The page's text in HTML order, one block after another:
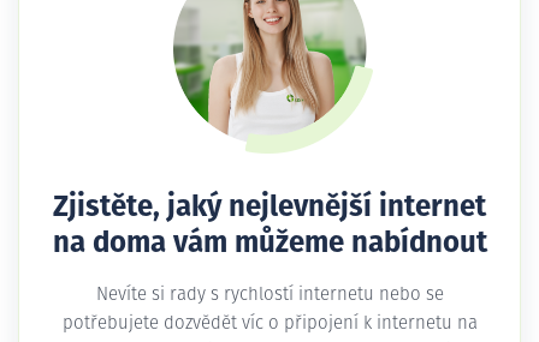
Zjistěte, jaký nejlevnější internet
na doma vám můžeme nabídnout
Nevíte si rady s rychlostí internetu nebo se
potřebujete dozvědět víc o připojení k internetu na